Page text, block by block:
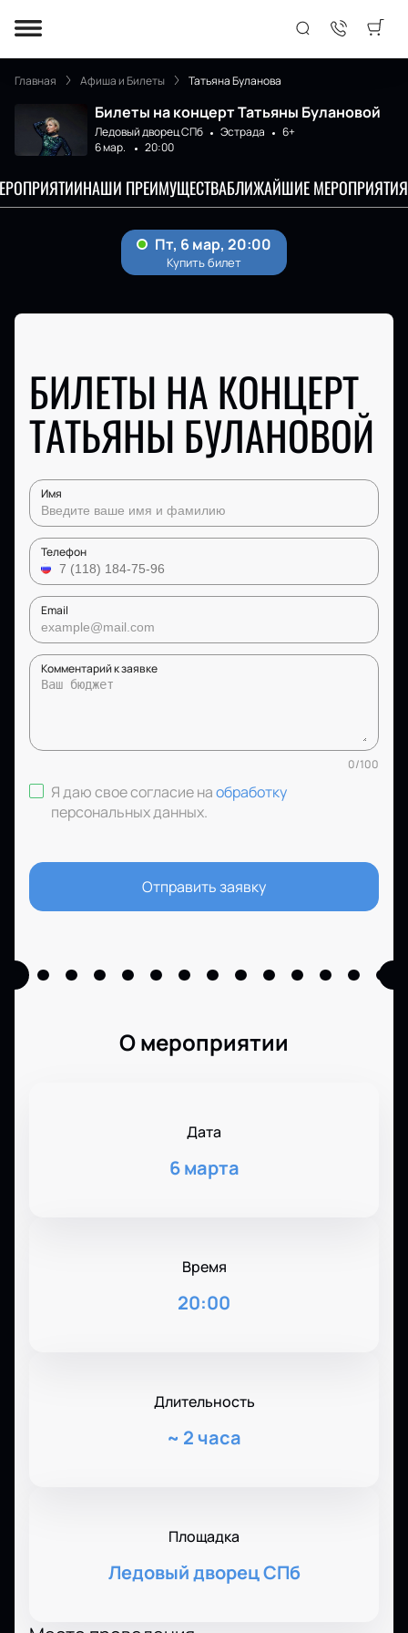
Главная Афиша и Билеты Татьяна Буланова
Билеты на концерт Татьяны Булановой
Ледовый дворец СПб Эстрада
6+
6 мар.
20:00
НАШИ ПРЕИМУЩЕСТВАБЛИЖАЙШИЕ МЕРОПРИЯТИЯ
БИЛЕТЫ НА КОНЦЕРТ
ТАТЬЯНЫ БУЛАНОВОЙ
Имя
Телефон
Email
Комментарий к заявке
0/100
Я даю свое согласие наобработку
персональных данных.
Отправить заявку
О мероприятии
Дата
6 марта
Время
20:00
Длительность
~ 2 часа
Площадка
Ледовый дворец СПб